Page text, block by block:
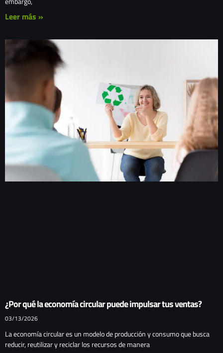
Leer más »
¿Por qué la economía circular puede impulsar tus ventas?
03/13/2026
La economía circular es un modelo de producción y consumo que busca
reducir, reutilizar y reciclar los recursos de manera